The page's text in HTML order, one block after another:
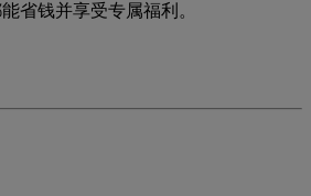
省钱并享受专属福利。